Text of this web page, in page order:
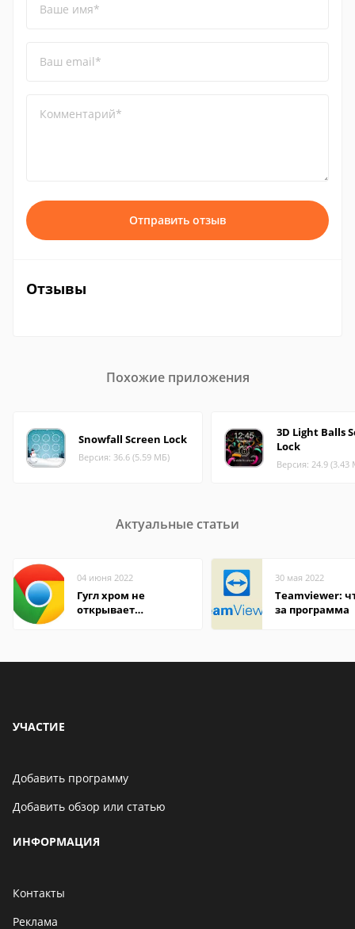
Ваше имя*
Ваш email*
Комментарий*
Отправить отзыв
Отзывы
Похожие приложения
Snowfall Screen Lock
Версия: 36.6 (5.59 МБ)
3D Light Balls
Lock
Версия: 24.9 (3.43
Актуальные статьи
04 июня 2022
Гугл хром не
открывает
30 мая 2022
Teamviewer:
за программа
УЧАСТИЕ
Добавить программу
Добавить обзор или статью
ИНФОРМАЦИЯ
Контакты
Реклама